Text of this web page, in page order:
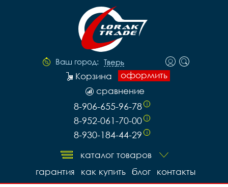
Ваш город: Тверь
оформить
Корзина
сравнение
8-906-655-96-78 i
8-952-061-70-00 i
8-930-184-44-29 i
каталог товаров
контакты
блог
как купить
гарантия